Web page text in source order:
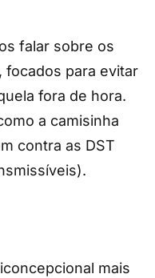
falar sobre os
focados para evitar
fora de hora.
a camisinha
contra as DST
mais